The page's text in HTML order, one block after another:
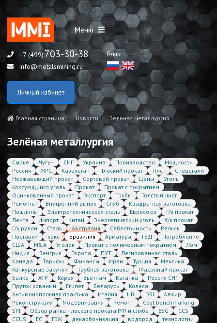
Меню
+7 (499)703-30-38
info@metalsmining.ru
Язык:
Личный кабинет
Главная страница Новости Зелёная металлургия
Зелёная металлургия
Сырье Чугун СНГ Украина Производство
Мощности
Россия
ЖРС Казахстан Плоский прокат Лист
Спецстали
Нержавеющий прокат
Сортовой прокат Цены
Уголь
Коксующийся уголь
Прокат
Прокат с покрытием
Оцинкованный прокат
Экспорт Трубы
Толстый лист
Ремонты
Внутренний рынок Сляб
Квадратная заготовка
Пошлины
Электротехническая сталь Евросоюз
Г/к прокат
Лента
Импорт Китай Энергетический уголь
Х/к прокат
Г/к рулон
Сталь Австралия Себестоимость
Рельсы
Поставки
кокс Бразилия Арматура ТБД
Потребление
США
M&A Уголок Прокат с полимерным покрытием
Лом
Индия
Венгрия Европа ПУТ
Легированная сталь
Канада
Тарифы Финансы Иран Турция
Мексика
Конкурсные закупки
Трубная заготовка
Фасонный прокат
Балка
АТР Корея Вьетнам Катанка
Россия СНГ
Пруток кованый
Египет Беларусь
Колеса
Антимонопольная практика
Италия HBI DRI
Алжир
Реконструкция
Модернизация Ремонт
Cost benchmarking
SPI
Обзор рынка плоского проката РФ и сляба ESG
CCS
CCUS
ЕС ГБЖ декарбонизация водород
технологии